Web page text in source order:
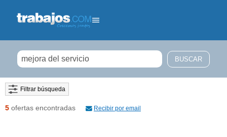
Filtrar búsqueda
5 ofertas encontradas Recibir por email